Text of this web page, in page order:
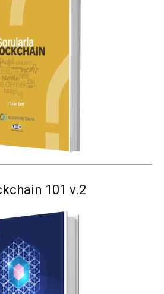
101 v.2